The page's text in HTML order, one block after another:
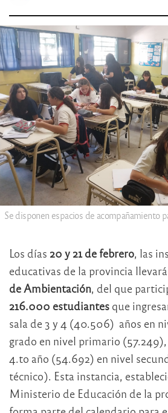
Se disponen espacios de acompañamiento
Los días 20 y 21 de febrero, las
educativas de la provincia
de Ambientación, del que
216.000 estudiantes que
sala de 3 y 4 (40.506) años en
grado en nivel primario
4.to año (54.692) en nivel
técnico). Esta instancia,
Ministerio de Educación de la